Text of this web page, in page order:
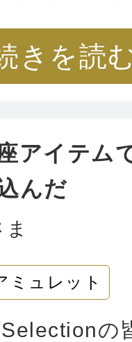
テムも必
んでやっ
きを読
アイテム
んだ
ミュレット
の